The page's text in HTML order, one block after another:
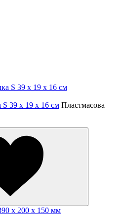
S 39 x 19 x 16 см Пластмасова